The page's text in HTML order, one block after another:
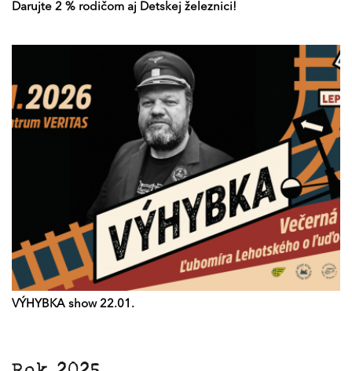
Darujte 2 % rodičom aj Detskej železnici!
VÝHYBKA show 22.01.